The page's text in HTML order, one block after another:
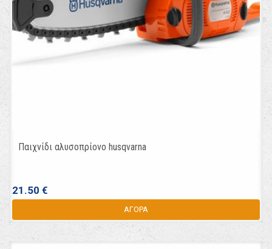
Παιχνίδι αλυσοπρίονο husqvarna
21.50 €
ΑΓΟΡΑ